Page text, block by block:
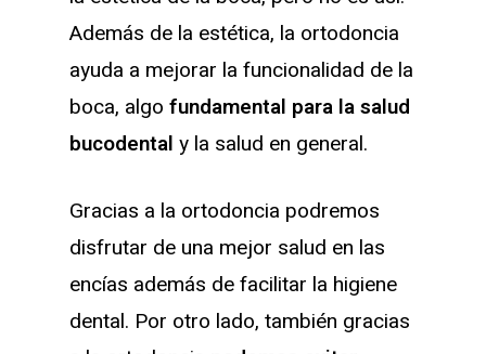
Además de la estética, la ortodoncia
ayuda a mejorar la funcionalidad de la
boca, algo fundamental para la salud
bucodental y la salud en general.
Gracias a la ortodoncia podremos
disfrutar de una mejor salud en las
encías además de facilitar la higiene
dental. Por otro lado, también gracias